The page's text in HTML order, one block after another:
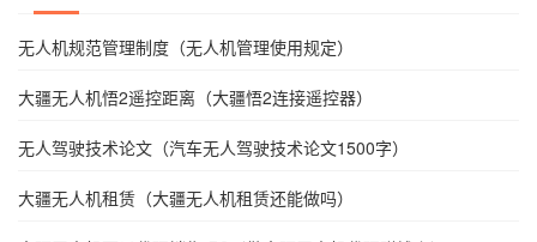
无人机规范管理制度（无人机管理使用规定）
大疆无人机悟2遥控距离（大疆悟2连接遥控器）
无人驾驶技术论文（汽车无人驾驶技术论文1500字）
大疆无人机租赁（大疆无人机租赁还能做吗）